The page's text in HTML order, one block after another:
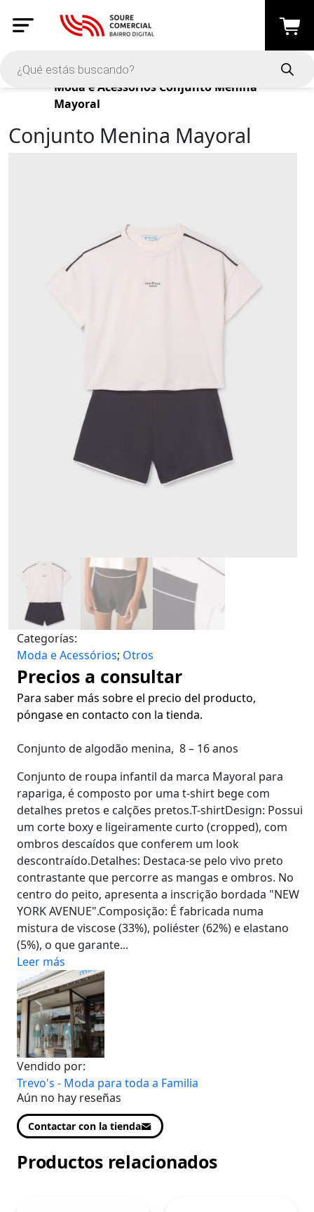
Productos
Moda e Acessórios Conjunto Menina
Mayoral
Conjunto Menina Mayoral
Categorías:
Moda e Acessórios; Otros
Precios a consultar
Para saber más sobre el precio del producto,
póngase en contacto con la tienda.
Conjunto de algodão menina, 8 – 16 anos
​Conjunto de roupa infantil da marca Mayoral para
rapariga, é composto por uma t-shirt bege com
detalhes pretos e calções pretos.T-shirtDesign: Possui
um corte boxy e ligeiramente curto (cropped), com
ombros descaídos que conferem um look
descontraído.Detalhes: Destaca-se pelo vivo preto
contrastante que percorre as mangas e ombros. No
centro do peito, apresenta a inscrição bordada "NEW
YORK AVENUE".Composição: É fabricada numa
mistura de viscose (33%), poliéster (62%) e elastano
(5%), o que garante...
Leer más
Vendido por:
Trevo's - Moda para toda a Familia
Aún no hay reseñas
Contactar con la tienda
Productos relacionados